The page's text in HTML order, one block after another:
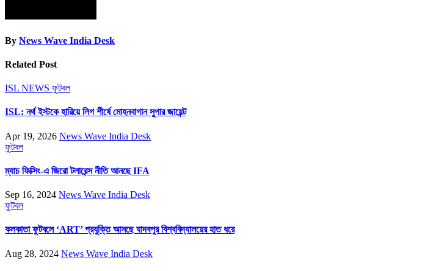
By News Wave India Desk
Related Post
ISL NEWS ফুটবল
ISL: নর্থ ইস্টকে হারিয়ে লিগ শীর্ষে মোহনবাগান সুপার জায়েন্ট
Apr 19, 2026 News Wave India Desk
ফুটবল
ম্যাচ ফিক্সিং-এ জিরো টলারেন্স নীতি আনছে IFA
Sep 16, 2024 News Wave India Desk
ফুটবল
কলকাতা ফুটবলে ‘ART’ প্রযুক্তি আসছে যাদবপুর বিশ্ববিদ্যালয়ের হাত ধরে
Aug 28, 2024 News Wave India Desk